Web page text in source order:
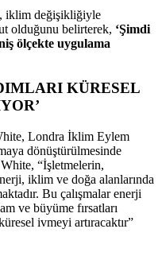
iklim değişikliğiyle
olduğunu belirterek, ‘Şimdi
ölçekte uygulama
KÜRESEL
Londra İklim Eylem
dönüştürülmesinde
“İşletmelerin,
iklim ve doğa alanlarında
Bu çalışmalar enerji
ve büyüme fırsatları
ivmeyi artıracaktır”